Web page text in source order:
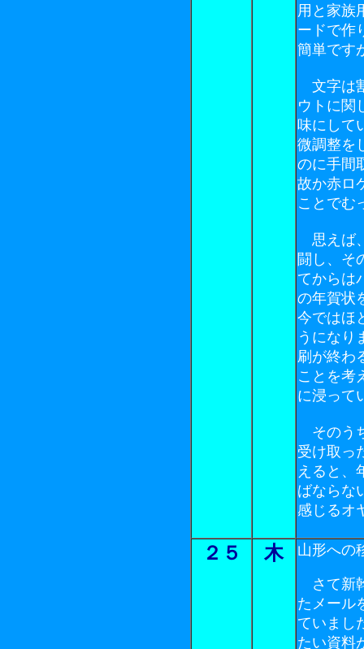
用と家族
ードで作
簡単です
文字は
ウトに関
味にして
微調整を
のに手間
故か赤ロ
ことでむ
思えば
闘し、そ
てからは
の年賀状
今ではほ
うになり
刷が終わ
ことを考
に浸って
そのう
受け取っ
えると、
ばならな
感じるオ
２５ 木 山形への
さて新
たメール
ていまし
たい資料